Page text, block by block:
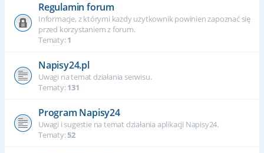
Regulamin forum
Informacje, z którymi każdy użytkownik powinien zapoznać się
przed korzystaniem z forum.
Tematy:1
Napisy24.pl
Uwagi na temat działania serwisu.
Tematy:131
Program Napisy24
Uwagi i sugestie na temat działania aplikacji Napisy24.
Tematy:52